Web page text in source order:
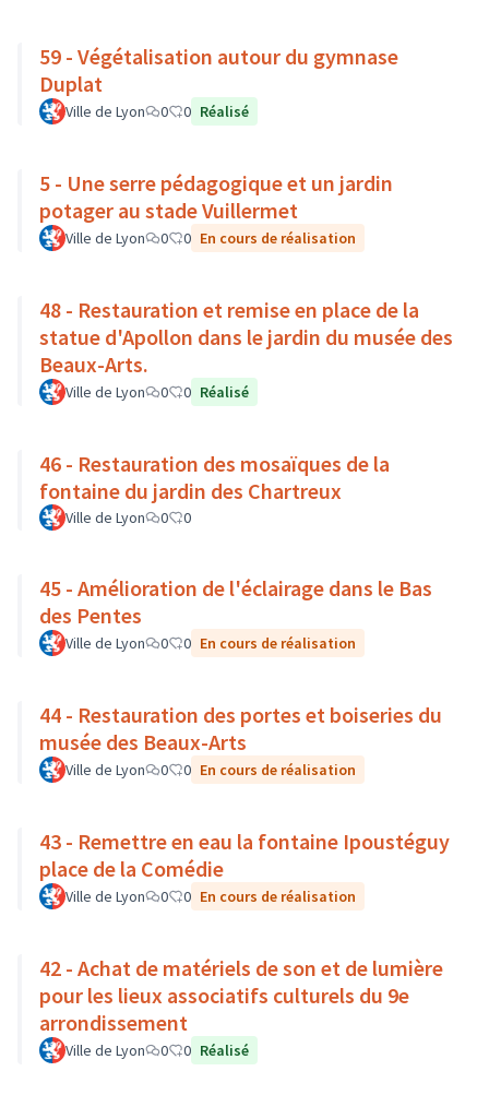
59 - Végétalisation autour du gymnase
Duplat
Ville de Lyon 0 0 Réalisé
5 - Une serre pédagogique et un jardin
potager au stade Vuillermet
Ville de Lyon 0 0 En cours de réalisation
48 - Restauration et remise en place de la
statue d'Apollon dans le jardin du musée des
Beaux-Arts.
Ville de Lyon 0 0 Réalisé
46 - Restauration des mosaïques de la
fontaine du jardin des Chartreux
Ville de Lyon 0 0
45 - Amélioration de l'éclairage dans le Bas
des Pentes
Ville de Lyon 0 0 En cours de réalisation
44 - Restauration des portes et boiseries du
musée des Beaux-Arts
Ville de Lyon 0 0 En cours de réalisation
43 - Remettre en eau la fontaine Ipoustéguy
place de la Comédie
Ville de Lyon 0 0 En cours de réalisation
42 - Achat de matériels de son et de lumière
pour les lieux associatifs culturels du 9e
arrondissement
Ville de Lyon 0 0 Réalisé